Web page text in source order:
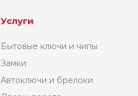
Услуги
Бытовые ключи и чипы
Замки
Автоключи и брелоки